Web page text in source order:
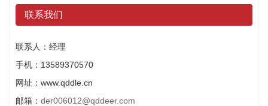
联系我们
联系人：经理
手机：13589370570
网址：www.qddle.cn
邮箱： der006012@qddeer.com